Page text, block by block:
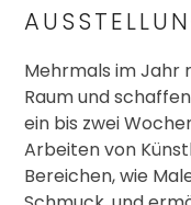
Mehrmals im Jahr
Raum und
ein bis zwei
Arbeiten von
Bereichen, wie